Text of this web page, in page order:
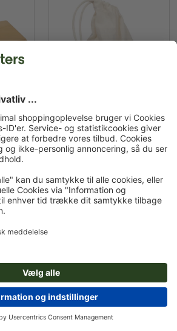
Puslespil af træ Toulouse
(Prøve)
⌀ 5,0 x 11,2 x 13,9 cm
Bomuldspose Nice (Prøve)